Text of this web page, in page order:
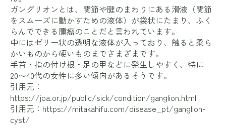
ガングリオンとは、関節や腱のまわりにある滑液（関節
をスムーズに動かすための液体）が袋状にたまり、ふく
らんでできる腫瘤のことだと言われています。
中にはゼリー状の透明な液体が入っており、触ると柔ら
かいものから硬いものまでさまざまです。
手首・指の付け根・足の甲などに発生しやすく、特に
20〜40代の女性に多い傾向があるそうです。
引用元：
https://joa.or.jp/public/sick/condition/ganglion.html
引用元： https://mitakahifu.com/disease_pt/ganglion-
cyst/